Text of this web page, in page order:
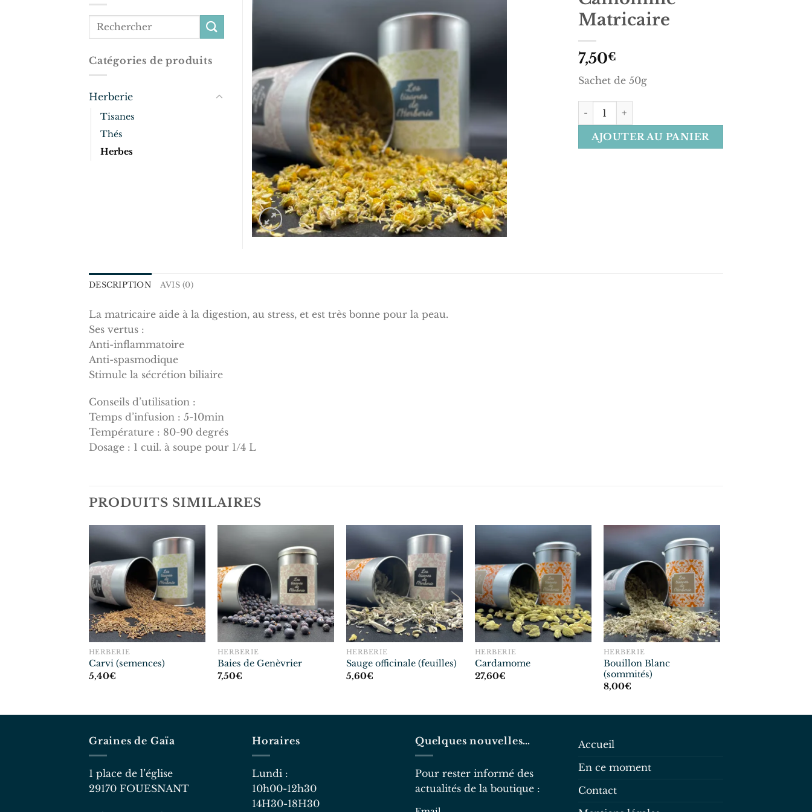
Matricaire
7,50€
Sachet de 50g
quantité de Camomille Matricaire
AJOUTER AU PANIER
Catégories de produits
Herberie
Tisanes
Thés
Herbes
DESCRIPTION AVIS (0)
La matricaire aide à la digestion, au stress, et est très bonne pour la peau.
Ses vertus :
Anti-inflammatoire
Anti-spasmodique
Stimule la sécrétion biliaire
Conseils d’utilisation :
Temps d’infusion : 5-10min
Température : 80-90 degrés
Dosage : 1 cuil. à soupe pour 1/4 L
PRODUITS SIMILAIRES
HERBERIE
Carvi (semences)
5,40€
HERBERIE
Baies de Genèvrier
7,50€
HERBERIE
Sauge officinale (feuilles)
5,60€
HERBERIE
Cardamome
27,60€
HERBERIE
Bouillon Blanc
(sommités)
8,00€
Graines de Gaïa
1 place de l’église
29170 FOUESNANT
Horaires
Lundi :
10h00-12h30
14H30-18H30
Quelques nouvelles…
Pour rester informé des
actualités de la boutique :
Accueil
En ce moment
Contact